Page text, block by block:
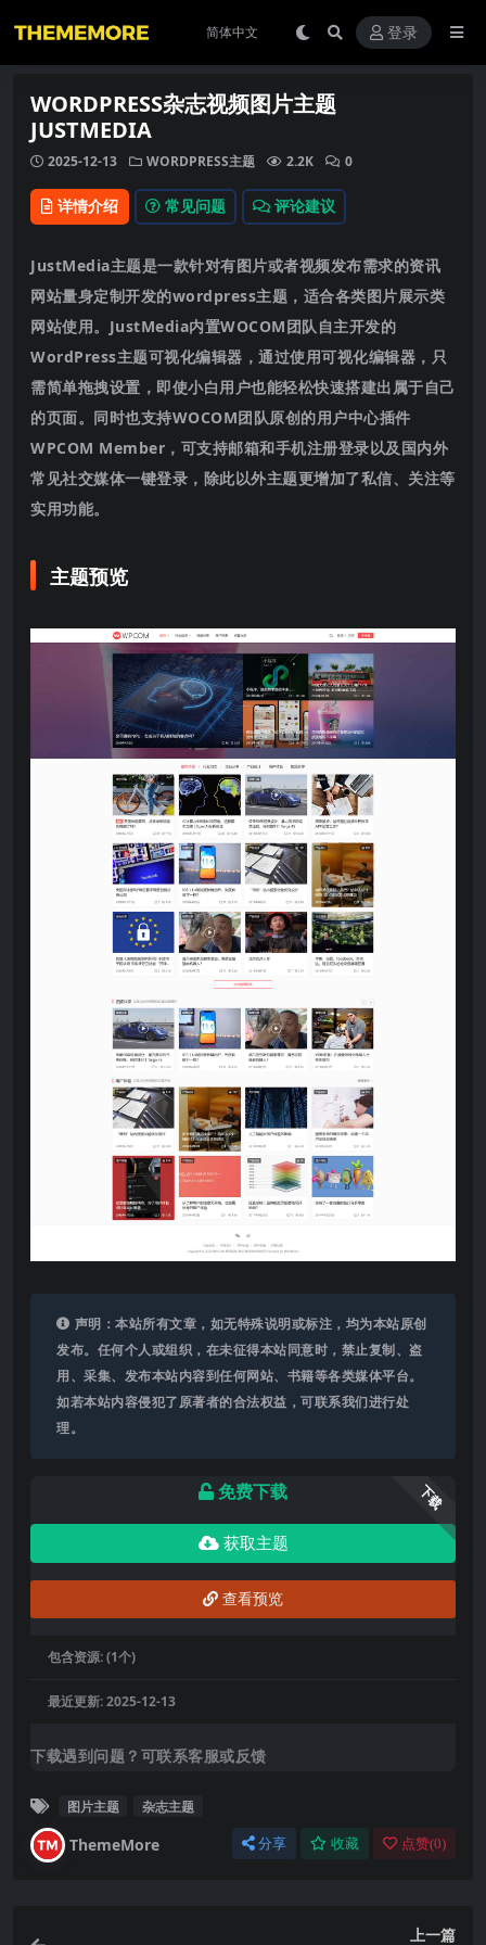
登录
WORDPRESS杂志视频图片主题
JUSTMEDIA
2025-12-13 WORDPRESS主题 2.2K 0
详情介绍 常见问题 评论建议
JustMedia主题是一款针对有图片或者视频发布需求的资讯
网站量身定制开发的wordpress主题，适合各类图片展示类
网站使用。JustMedia内置WOCOM团队自主开发的
WordPress主题可视化编辑器，通过使用可视化编辑器，只
需简单拖拽设置，即使小白用户也能轻松快速搭建出属于自己
的页面。同时也支持WOCOM团队原创的用户中心插件
WPCOM Member，可支持邮箱和手机注册登录以及国内外
常见社交媒体一键登录，除此以外主题更增加了私信、关注等
实用功能。
主题预览
声明：本站所有文章，如无特殊说明或标注，均为本站原创
发布。任何个人或组织，在未征得本站同意时，禁止复制、盗
用、采集、发布本站内容到任何网站、书籍等各类媒体平台。
如若本站内容侵犯了原著者的合法权益，可联系我们进行处
理。
下载
免费下载
获取主题
查看预览
包含资源:(1个)
最近更新:2025-12-13
下载遇到问题？可联系客服或反馈
图片主题 杂志主题
ThemeMore 分享 收藏 点赞(0)
上一篇